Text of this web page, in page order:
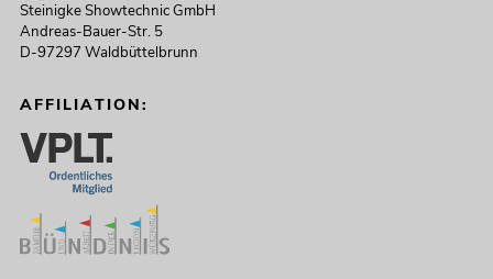
Steinigke Showtechnic GmbH
Andreas-Bauer-Str. 5
D-97297 Waldbüttelbrunn
AFFILIATION: